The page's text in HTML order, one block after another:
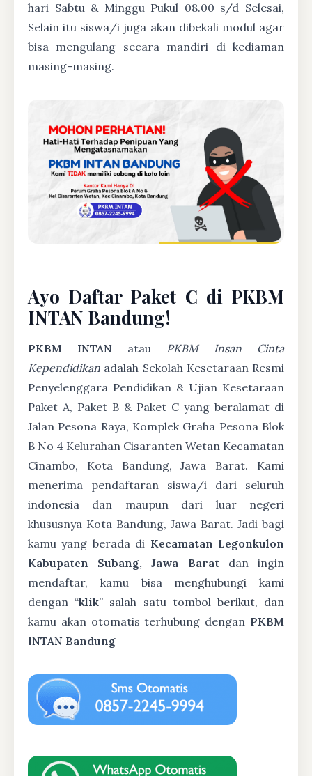
hari Sabtu & Minggu Pukul 08.00 s/d Selesai,
Selain itu siswa/i juga akan dibekali modul agar
bisa mengulang secara mandiri di kediaman
masing-masing.
Ayo Daftar Paket C di PKBM
INTAN Bandung!
PKBM INTAN atau PKBM Insan Cinta
Kependidikan adalah Sekolah Kesetaraan Resmi
Penyelenggara Pendidikan & Ujian Kesetaraan
Paket A, Paket B & Paket C yang beralamat di
Jalan Pesona Raya, Komplek Graha Pesona Blok
B No 4 Kelurahan Cisaranten Wetan Kecamatan
Cinambo, Kota Bandung, Jawa Barat. Kami
menerima pendaftaran siswa/i dari seluruh
indonesia dan maupun dari luar negeri
khususnya Kota Bandung, Jawa Barat. Jadi bagi
kamu yang berada di Kecamatan Legonkulon
Kabupaten Subang, Jawa Baratdan ingin
mendaftar, kamu bisa menghubungi kami
dengan “klik” salah satu tombol berikut, dan
kamu akan otomatis terhubung dengan PKBM
INTAN Bandung